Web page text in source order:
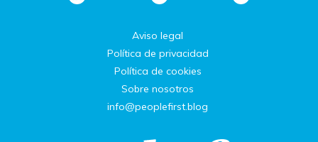
Aviso legal
Política de privacidad
Política de cookies
Sobre nosotros
info@peoplefirst.blog